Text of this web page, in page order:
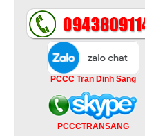
PCCC Tran Dinh Sang
PCCCTRANSANG